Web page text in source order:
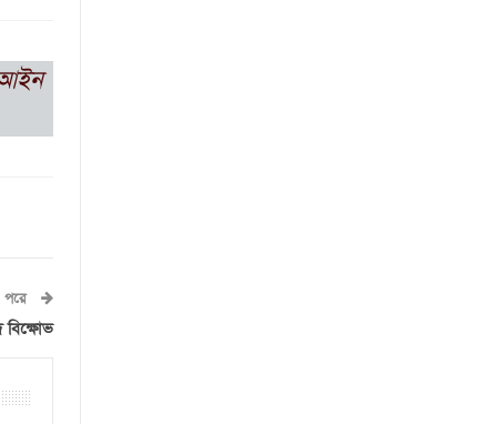
আইন
পরে
বিক্ষোভ